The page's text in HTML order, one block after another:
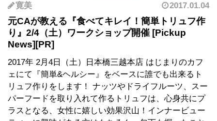
寛美 2017.01.04
元CAが教える『食べてキレイ！簡単トリュフ作
り』2/4（土）ワークショップ開催
2017年 2月4日（土）日本橋三越本店 はじまりのカフ
ェにて『簡単&ヘルシー』をベースに誰でも出来るト
リュフ作りをします！ ナッツやドライフルーツ、スー
パーフードを取り入れて作るトリュフは、心身共にプ
ラスとなる、女性に嬉しい効果沢山！インナービュー